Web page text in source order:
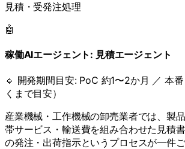
見積・受発注処理
🤖
稼働AIエージェント: 見積エージェント
🔹 開発期間目安: PoC 約1〜2か月 ／ 本
くまで目安）
産業機械・工作機械の卸売業者では、製
帯サービス・輸送費を組み合わせた見積
の発注・出荷指示というプロセスが一件